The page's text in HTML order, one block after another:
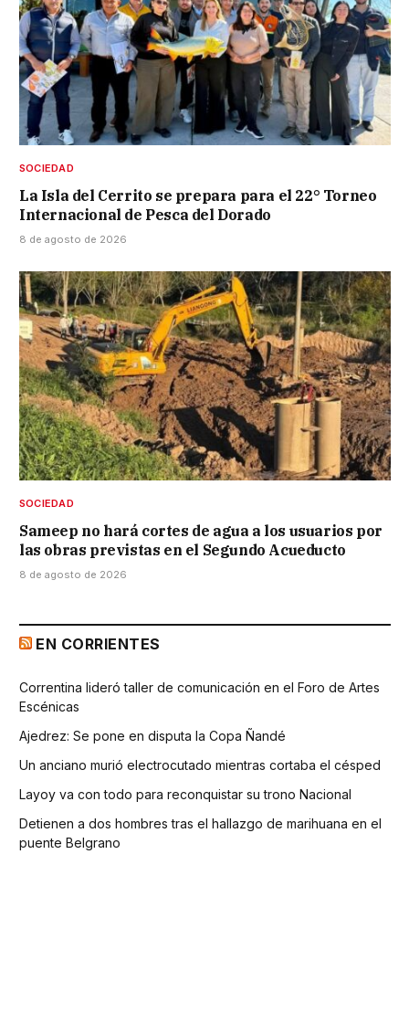
SOCIEDAD
La Isla del Cerrito se prepara para el 22° Torneo
Internacional de Pesca del Dorado
8 de agosto de 2026
SOCIEDAD
Sameep no hará cortes de agua a los usuarios por
las obras previstas en el Segundo Acueducto
8 de agosto de 2026
EN CORRIENTES
Correntina lideró taller de comunicación en el Foro de Artes
Escénicas
Ajedrez: Se pone en disputa la Copa Ñandé
Un anciano murió electrocutado mientras cortaba el césped
Layoy va con todo para reconquistar su trono Nacional
Detienen a dos hombres tras el hallazgo de marihuana en el
puente Belgrano